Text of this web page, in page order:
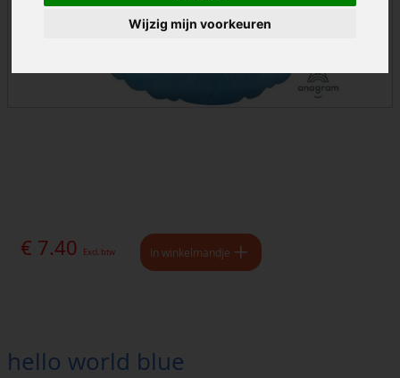
Wijzig mijn voorkeuren
€ 7.40 Excl. btw In winkelmandje
hello world blue